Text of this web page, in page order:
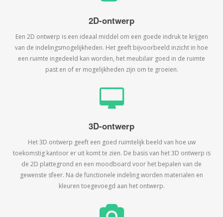
2D-ontwerp
Een 2D ontwerp is een ideaal middel om een goede indruk te krijgen
van de indelingsmogelijkheden. Het geeft bijvoorbeeld inzicht in hoe
een ruimte ingedeeld kan worden, het meubilair goed in de ruimte
past en of er mogelijkheden zijn om te groeien.
3D-ontwerp
Het 3D ontwerp geeft een goed ruimtelijk beeld van hoe uw
toekomstig kantoor er uit komt te zien. De basis van het 3D ontwerp is
de 2D plattegrond en een moodboard voor het bepalen van de
gewenste sfeer. Na de functionele indeling worden materialen en
kleuren toegevoegd aan het ontwerp.